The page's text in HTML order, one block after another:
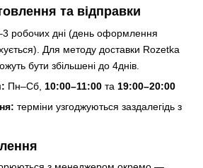
та відправки
робочих дні (день оформлення
Для методу доставки Rozetka
бути збільшені до 4днів.
Пн–Сб, 10:00–11:00 та 19:00–20:00
терміни узгоджуються заздалегідь з